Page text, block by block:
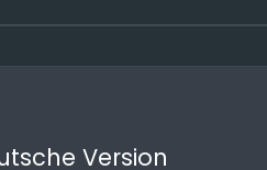
Version